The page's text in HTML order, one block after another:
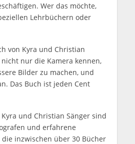
Wer das möchte,
Lehrbüchern oder
von Kyra und Christian
nur die Kamera kennen,
Bilder zu machen, und
Das Buch ist jeden Cent
und Christian Sänger sind
und erfahrene
inzwischen über 30 Bücher